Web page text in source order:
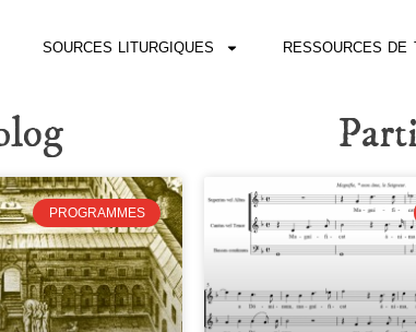
SOURCES LITURGIQUES RESSOURCES DE
PROGRAMMES